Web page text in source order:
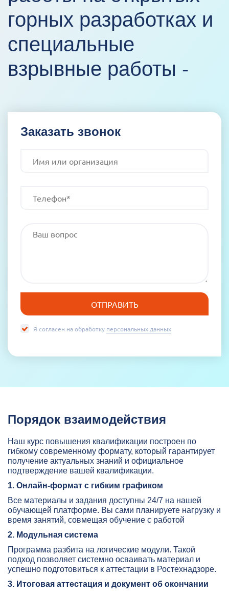
горных разработках и
специальные
взрывные работы -
Заказать звонок
Я согласен на обработку персональных данных
Порядок взаимодействия
Наш курс повышения квалификации построен по
гибкому современному формату, который гарантирует
получение актуальных знаний и официальное
подтверждение вашей квалификации.
1. Онлайн-формат с гибким графиком
Все материалы и задания доступны 24/7 на нашей
обучающей платформе. Вы сами планируете нагрузку и
время занятий, совмещая обучение с работой
2. Модульная система
Программа разбита на логические модули. Такой
подход позволяет системно осваивать материал и
успешно подготовиться к аттестации в Ростехнадзоре.
3. Итоговая аттестация и документ об окончании